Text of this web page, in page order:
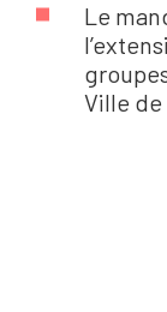
Le
Ville de